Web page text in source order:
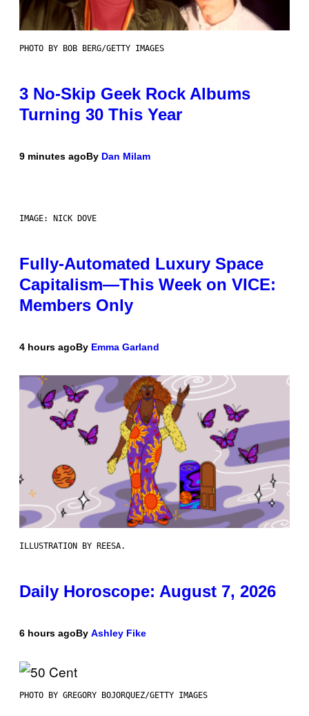
PHOTO BY BOB BERG/GETTY IMAGES
3 No-Skip Geek Rock Albums
Turning 30 This Year
9 minutes agoBy Dan Milam
IMAGE: NICK DOVE
Fully-Automated Luxury Space
Capitalism—This Week on VICE:
Members Only
4 hours agoBy Emma Garland
ILLUSTRATION BY REESA.
Daily Horoscope: August 7, 2026
6 hours agoBy Ashley Fike
PHOTO BY GREGORY BOJORQUEZ/GETTY IMAGES